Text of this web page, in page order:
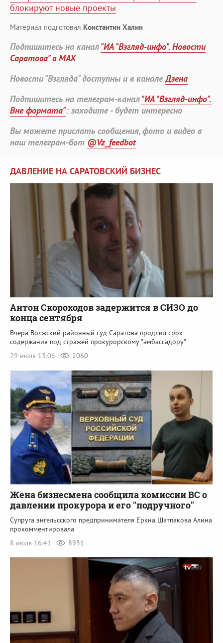
блокируют новые проекты
Материал подготовил Константин Халин
Подпишитесь на канал"ИА "Взгляд-инфо". Новости
Саратова" в MAX
Новости "Взгляда" доступны и в каналеДзена
Подпишитесь на телеграм-канал"ИА "Взгляд-инфо".
Вне формата": заходите - будет интересно
Вы можете прислать сообщения, фото и видео в
наш телеграм-бот @Vz_feedbot
ДАВЛЕНИЕ НА САРАТОВСКИЙ БИЗНЕС
Антон Скороходов задержится в СИЗО до
конца сентября
Вчера Волжский районный суд Саратова продлил срок
содержания под стражей прокурорскому "амбассадору"
29 июля 13:06
2060
Жена бизнесмена сообщила комиссии ВС о
давлении прокурора и его "подручного"
Супруга энгельсского предпринимателя Еркна Шатпакова Алина
прокомментировала
8 июля 16:41
8931